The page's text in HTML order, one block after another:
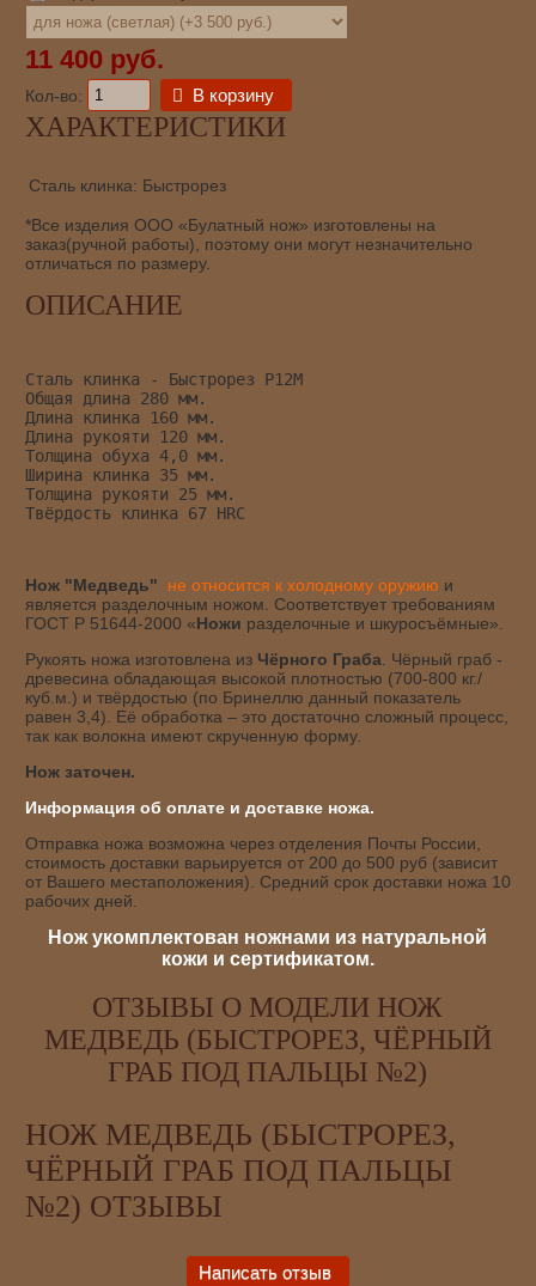
11 400 руб.
Кол-во: В корзину
ХАРАКТЕРИСТИКИ
Сталь клинка: Быстрорез
*Все изделия ООО «Булатный нож» изготовлены на
заказ(ручной работы), поэтому они могут незначительно
отличаться по размеру.
ОПИСАНИЕ
Сталь клинка - Быстрорез Р12М
Общая длина 280 мм.
Длина клинка 160 мм.
Длина рукояти 120 мм.
Толщина обуха 4,0 мм.
Ширина клинка 35 мм.
Толщина рукояти 25 мм.
Твёрдость клинка 67 HRC
Нож "Медведь" не относится к холодному оружию и
является разделочным ножом. Соответствует требованиям
ГОСТ Р 51644-2000 «Ножи разделочные и шкуросъёмные».
Рукоять ножа изготовлена из Чёрного Граба . Чёрный граб -
древесина обладающая высокой плотностью (700-800 кг./
куб.м.) и твёрдостью (по Бринеллю данный показатель
равен 3,4). Её обработка – это достаточно сложный процесс,
так как волокна имеют скрученную форму.
Нож заточен.
Информация об оплате и доставке ножа.
Отправка ножа возможна через отделения Почты России,
стоимость доставки варьируется от 200 до 500 руб (зависит
от Вашего местаположения). Средний срок доставки ножа 10
рабочих дней.
Нож укомплектован ножнами из натуральной
кожи и сертификатом.
ОТЗЫВЫ О МОДЕЛИ НОЖ
МЕДВЕДЬ (БЫСТРОРЕЗ, ЧЁРНЫЙ
ГРАБ ПОД ПАЛЬЦЫ №2)
НОЖ МЕДВЕДЬ (БЫСТРОРЕЗ,
ЧЁРНЫЙ ГРАБ ПОД ПАЛЬЦЫ
№2) ОТЗЫВЫ